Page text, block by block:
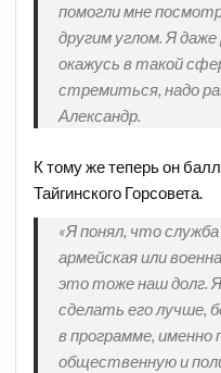
помогли мне
другим углом. Я
окажусь в такой
стремиться, надо
Александр.
К тому же теперь он
Тайгинского Горсовета.
«Я понял, что
армейская или
это тоже наш долг.
сделать его лучше,
в программе, именно
общественную и